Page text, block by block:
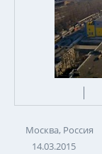
Москва, Россия
14.03.2015